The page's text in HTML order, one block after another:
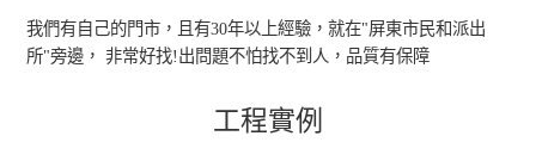
我們有自己的門市，且有30年以上經驗，就在"屏東市民和派出
所"旁邊， 非常好找!出問題不怕找不到人，品質有保障
工程實例